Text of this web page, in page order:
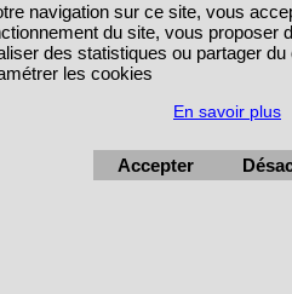
navigation sur ce site, vous
du site, vous proposer
des statistiques ou partager
les cookies
En savoir plus
Accepter